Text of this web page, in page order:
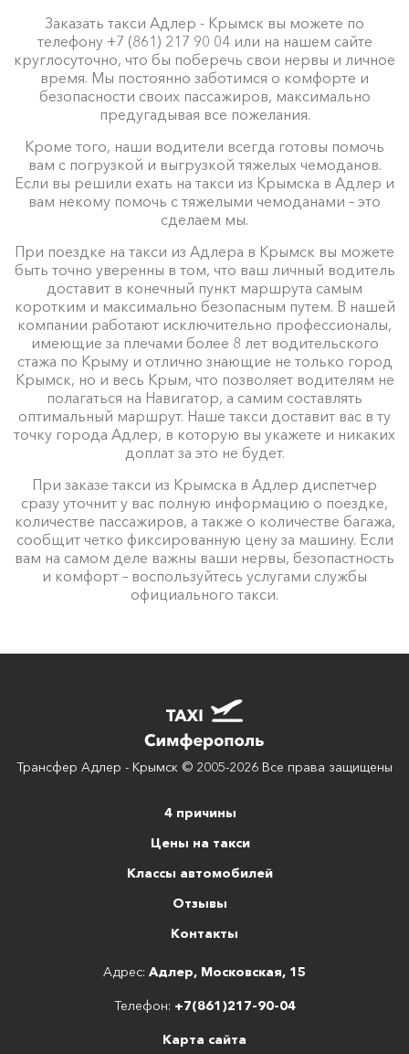
Заказать такси Адлер - Крымск вы можете по
телефону +7 (861) 217 90 04 или на нашем сайте
круглосуточно, что бы поберечь свои нервы и личное
время. Мы постоянно заботимся о комфорте и
безопасности своих пассажиров, максимально
предугадывая все пожелания.
Кроме того, наши водители всегда готовы помочь
вам с погрузкой и выгрузкой тяжелых чемоданов.
Если вы решили ехать на такси из Крымска в Адлер и
вам некому помочь с тяжелыми чемоданами – это
сделаем мы.
При поездке на такси из Адлера в Крымск вы можете
быть точно уверенны в том, что ваш личный водитель
доставит в конечный пункт маршрута самым
коротким и максимально безопасным путем. В нашей
компании работают исключительно профессионалы,
имеющие за плечами более 8 лет водительского
стажа по Крыму и отлично знающие не только город
Крымск, но и весь Крым, что позволяет водителям не
полагаться на Навигатор, а самим составлять
оптимальный маршрут. Наше такси доставит вас в ту
точку города Адлер, в которую вы укажете и никаких
доплат за это не будет.
При заказе такси из Крымска в Адлер диспетчер
сразу уточнит у вас полную информацию о поездке,
количестве пассажиров, а также о количестве багажа,
сообщит четко фиксированную цену за машину. Если
вам на самом деле важны ваши нервы, безопастность
и комфорт – воспользуйтесь услугами службы
официального такси.
Трансфер Адлер - Крымск © 2005-2026 Все права защищены
4 причины
Цены на такси
Классы автомобилей
Отзывы
Контакты
Адрес: Адлер, Московская, 15
Телефон: +7(861)217-90-04
Карта сайта